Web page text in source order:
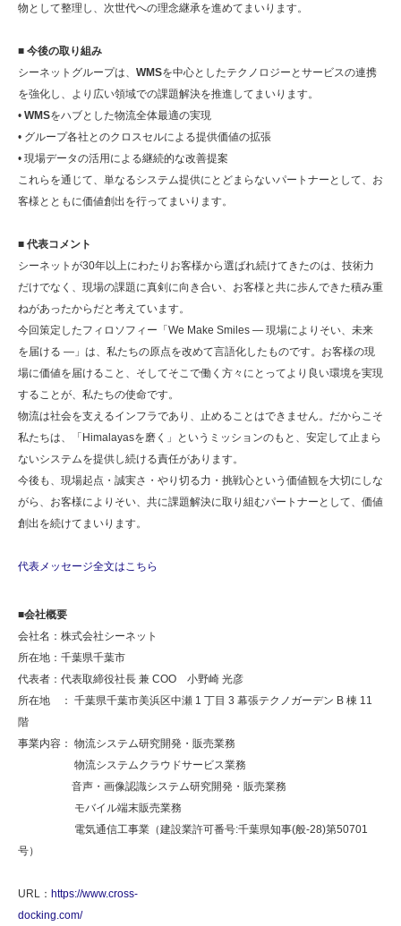
物として整理し、次世代への理念継承を進めてまいります。
■ 今後の取り組み
シーネットグループは、 WMSを中心としたテクノロジーとサービスの連携
を強化し、より広い領域での課題解決を推進してまいります。
• WMSをハブとした物流全体最適の実現
• グループ各社とのクロスセルによる提供価値の拡張
• 現場データの活用による継続的な改善提案
これらを通じて、単なるシステム提供にとどまらないパートナーとして、お
客様とともに価値創出を行ってまいります。
■ 代表コメント
シーネットが30年以上にわたりお客様から選ばれ続けてきたのは、技術力
だけでなく、現場の課題に真剣に向き合い、お客様と共に歩んできた積み重
ねがあったからだと考えています。
今回策定したフィロソフィー「We Make Smiles ― 現場によりそい、未来
を届ける ―」は、私たちの原点を改めて言語化したものです。お客様の現
場に価値を届けること、そしてそこで働く方々にとってより良い環境を実現
することが、私たちの使命です。
物流は社会を支えるインフラであり、止めることはできません。だからこそ
私たちは、「Himalayasを磨く」というミッションのもと、安定して止まら
ないシステムを提供し続ける責任があります。
今後も、現場起点・誠実さ・やり切る力・挑戦心という価値観を大切にしな
がら、お客様によりそい、共に課題解決に取り組むパートナーとして、価値
創出を続けてまいります。
代表メッセージ全文はこちら
■会社概要
会社名：株式会社シーネット
所在地：千葉県千葉市
代表者：代表取締役社長 兼 COO 小野崎 光彦
所在地 ： 千葉県千葉市美浜区中瀬 1 丁目 3 幕張テクノガーデン B 棟 11
階
事業内容： 物流システム研究開発・販売業務
物流システムクラウドサービス業務
音声・画像認識システム研究開発・販売業務
モバイル端末販売業務
電気通信工事業（建設業許可番号:千葉県知事(般-28)第50701
号）
URL： https://www.cross-
docking.com/